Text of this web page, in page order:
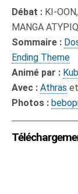
Débat : KI-
MANGA
Sommaire :
Ending Theme
Animé par :
Avec : Athras et
Photos :